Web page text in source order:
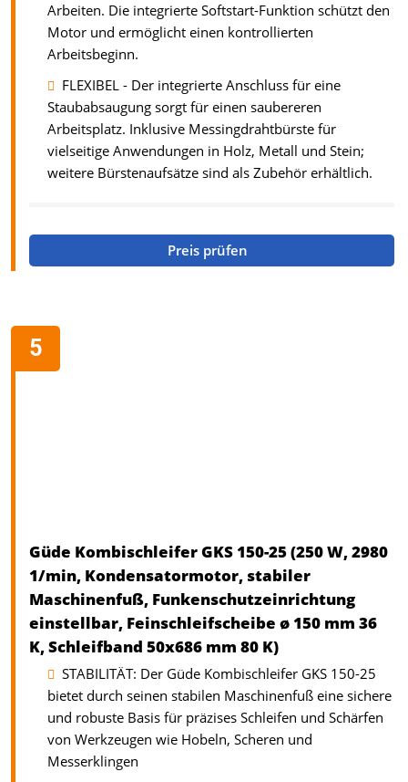
Arbeiten. Die integrierte Softstart-Funktion schützt den
Motor und ermöglicht einen kontrollierten
Arbeitsbeginn.
FLEXIBEL - Der integrierte Anschluss für eine
Staubabsaugung sorgt für einen saubereren
Arbeitsplatz. Inklusive Messingdrahtbürste für
vielseitige Anwendungen in Holz, Metall und Stein;
weitere Bürstenaufsätze sind als Zubehör erhältlich.
Preis prüfen
Güde Kombischleifer GKS 150-25 (250 W, 2980
1/min, Kondensatormotor, stabiler
Maschinenfuß, Funkenschutzeinrichtung
einstellbar, Feinschleifscheibe ø 150 mm 36
K, Schleifband 50x686 mm 80 K)
STABILITÄT: Der Güde Kombischleifer GKS 150-25
bietet durch seinen stabilen Maschinenfuß eine sichere
und robuste Basis für präzises Schleifen und Schärfen
von Werkzeugen wie Hobeln, Scheren und
Messerklingen